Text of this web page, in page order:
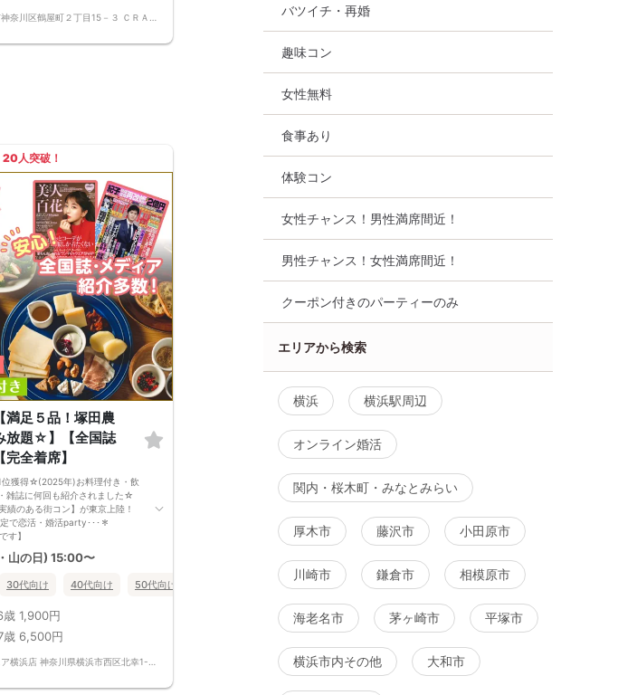
り 神奈川県 横浜駅周辺
す。
ありません。
ンセルで比率が崩れた場合や開催
の保証はいたしませんのでご了承
」等はキャンセルなどで当日の参
います。
いたします。店内に入り店員に
ないようにご準備お願いします。
ちください。イベントの対象年齢
額徴収し返金はいたしかねます。
可能性があります。
ンセル、途中キャンセルは出来ま
額は、チケット代金となり、交
ん。
の事項に同意したと判断いたしま
神奈川県
20人突破！
満足５品！塚田農
放題☆】【全国誌
全着席】
獲得☆(2025年)お料理付き・飲
雑誌に何回も紹介されました☆
のある街コン】が東京上陸！
で恋活・婚活party･･･＊
す】
って、最初から最後まで徹底的
、店員さんがご丁寧にお席まで
がら、ゆっくりと交流をお楽しみ
山の日) 15:00〜
30代向け 40代向け 50代向け 街コン 食事あり 神奈川県 横浜駅周辺
歳 1,900円
歳 6,500円
バツイチ・再婚
趣味コン
女性無料
食事あり
体験コン
女性チャンス！男性満席間近！
男性チャンス！女性満席間近！
クーポン付きのパーティーのみ
エリアから検索
横浜 横浜駅周辺
オンライン婚活
関内・桜木町・みなとみらい
厚木市 藤沢市 小田原市
川崎市 鎌倉市 相模原市
海老名市 茅ヶ崎市 平塚市
横浜市内その他 大和市